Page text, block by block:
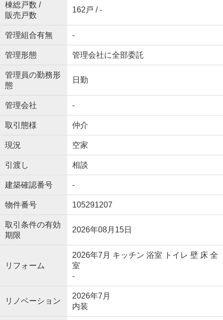
棟総戸数 /
販売戸数
162戸 / -
管理組合有無 -
管理形態 管理会社に全部委託
管理員の勤務形
態
日勤
管理会社 -
取引態様 仲介
現況 空家
引渡し 相談
建築確認番号 -
物件番号 105291207
取引条件の有効
期限
2026年08月15日
リフォーム
2026年7月 キッチン 浴室 トイレ 壁 床 全
室
-
リノベーション
2026年7月
内装